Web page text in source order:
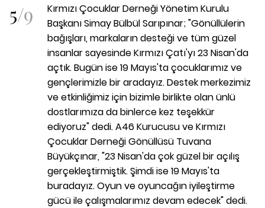
5/9
Kırmızı Çocuklar Derneği Yönetim Kurulu
Başkanı Simay Bülbül Sarıpınar; "Gönüllülerin
bağışları, markaların desteği ve tüm güzel
insanlar sayesinde Kırmızı Çatı'yı 23 Nisan'da
açtık. Bugün ise 19 Mayıs'ta çocuklarımız ve
gençlerimizle bir aradayız. Destek merkezimiz
ve etkinliğimiz için bizimle birlikte olan ünlü
dostlarımıza da binlerce kez teşekkür
ediyoruz" dedi. A46 Kurucusu ve Kırmızı
Çocuklar Derneği Gönüllüsü Tuvana
Büyükçınar, "23 Nisan'da çok güzel bir açılış
gerçekleştirmiştik. Şimdi ise 19 Mayıs'ta
buradayız. Oyun ve oyuncağın iyileştirme
gücü ile çalışmalarımız devam edecek" dedi.